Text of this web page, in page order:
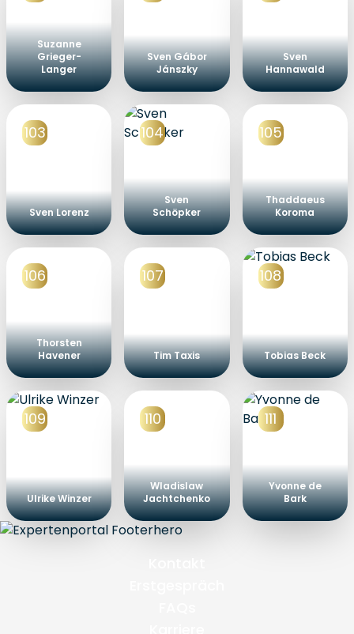
Suzanne
Grieger-
Langer
Sven Gábor
Jánszky
Sven
Hannawald
103
Sven Lorenz
104
Sven
Schöpker
105
Thaddaeus
Koroma
106
Thorsten
Havener
107
Tim Taxis
108
Tobias Beck
109
Ulrike Winzer
110
Wladislaw
Jachtchenko
111
Yvonne de
Bark